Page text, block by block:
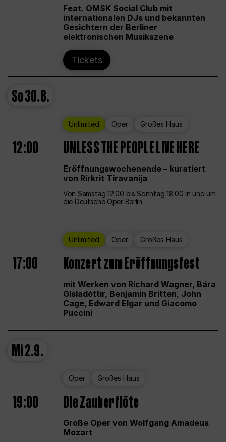
Feat. OMSK Social Club mit
internationalen DJs und bekannten
Gesichtern der Berliner
elektronischen Musikszene
Tickets
So30.8.
Unlimited Oper Großes Haus
12:00 UNLESS THE PEOPLE LIVE HERE
Eröffnungswochenende – kuratiert
von Rirkrit Tiravanija
Von Samstag 12.00 bis Sonntag 18.00 in und um
die Deutsche Oper Berlin
Unlimited Oper Großes Haus
17:00 Konzert zum Eröffnungsfest
mit Werken von Richard Wagner, Bára
Gísladóttir, Benjamin Britten, John
Cage, Edward Elgar und Giacomo
Puccini
Mi2.9.
Oper Großes Haus
19:00 Die Zauberflöte
Große Oper von Wolfgang Amadeus
Mozart